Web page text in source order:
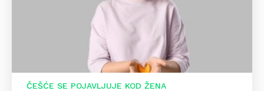
ČEŠĆE SE POJAVLJUJE KOD ŽENA